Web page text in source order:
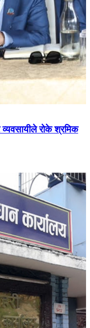
रोके श्रमिक